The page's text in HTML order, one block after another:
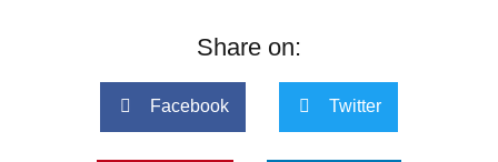
Share on:
Facebook Twitter